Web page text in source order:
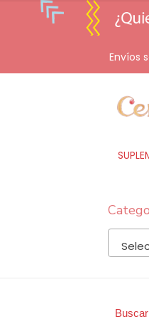
Envíos